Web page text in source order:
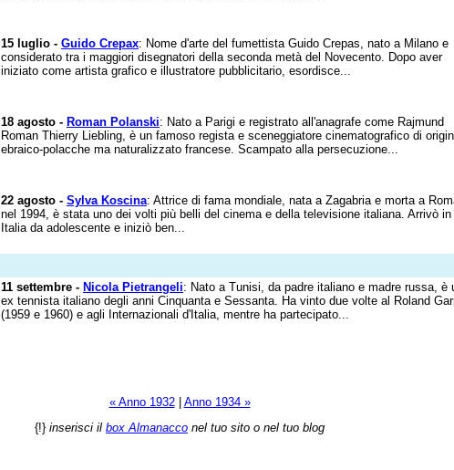
15 luglio - Guido Crepax: Nome d'arte del fumettista Guido Crepas, nato a Milano e
considerato tra i maggiori disegnatori della seconda metà del Novecento. Dopo aver
iniziato come artista grafico e illustratore pubblicitario, esordisce...
18 agosto - Roman Polanski: Nato a Parigi e registrato all'anagrafe come Rajmund
Roman Thierry Liebling, è un famoso regista e sceneggiatore cinematografico di
ebraico-polacche ma naturalizzato francese. Scampato alla persecuzione...
22 agosto - Sylva Koscina: Attrice di fama mondiale, nata a Zagabria e morta a
nel 1994, è stata uno dei volti più belli del cinema e della televisione italiana. Arrivò in
Italia da adolescente e iniziò ben...
11 settembre - Nicola Pietrangeli: Nato a Tunisi, da padre italiano e madre russa, è
ex tennista italiano degli anni Cinquanta e Sessanta. Ha vinto due volte al Roland
(1959 e 1960) e agli Internazionali d'Italia, mentre ha partecipato...
« Anno 1932| Anno 1934 »
{!} inserisci il box Almanacco nel tuo sito o nel tuo blog